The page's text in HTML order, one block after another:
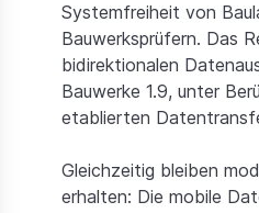
Release Notes
Schulungen
Download
Systemfreiheit von
Bauwerksprüfern. Das
bidirektionalen
Bauwerke 1.9, unter
etablierten
Gleichzeitig bleiben
erhalten: Die mobile